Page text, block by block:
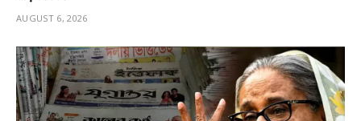
AUGUST 6, 2026